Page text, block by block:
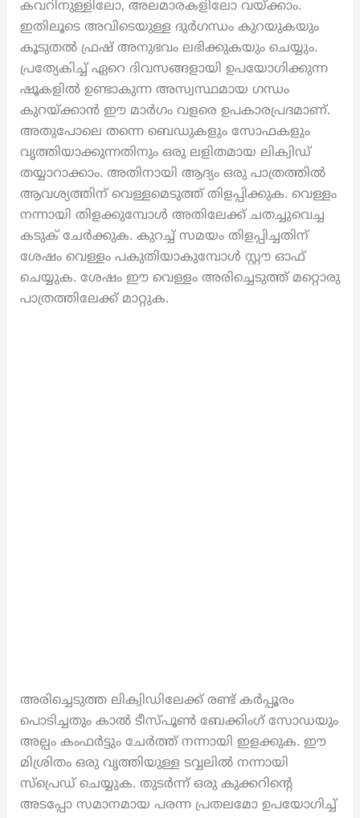
കവറിനുള്ളിലോ, അലമാരകളിലോ വയ്ക്കാം.
ഇതിലൂടെ അവിടെയുള്ള ദുർഗന്ധം കുറയുകയും
കൂടുതൽ ഫ്രഷ് അനുഭവം ലഭിക്കുകയും ചെയ്യും.
പ്രത്യേകിച്ച് ഏറെ ദിവസങ്ങളായി ഉപയോഗിക്കുന്ന
ഷൂകളിൽ ഉണ്ടാകുന്ന അസ്വസ്ഥമായ ഗന്ധം
കുറയ്ക്കാൻ ഈ മാർഗം വളരെ ഉപകാരപ്രദമാണ്.
അതുപോലെ തന്നെ ബെഡുകളും സോഫകളും
വൃത്തിയാക്കുന്നതിനും ഒരു ലളിതമായ ലിക്വിഡ്
തയ്യാറാക്കാം. അതിനായി ആദ്യം ഒരു പാത്രത്തിൽ
ആവശ്യത്തിന് വെള്ളമെടുത്ത് തിളപ്പിക്കുക. വെള്ളം
നന്നായി തിളക്കുമ്പോൾ അതിലേക്ക് ചതച്ചുവെച്ച
കടുക് ചേർക്കുക. കുറച്ച് സമയം തിളപ്പിച്ചതിന്
ശേഷം വെള്ളം പകുതിയാകുമ്പോൾ സ്റ്റൗ ഓഫ്
ചെയ്യുക. ശേഷം ഈ വെള്ളം അരിച്ചെടുത്ത് മറ്റൊരു
പാത്രത്തിലേക്ക് മാറ്റുക.
അരിച്ചെടുത്ത ലിക്വിഡിലേക്ക് രണ്ട് കർപ്പൂരം
പൊടിച്ചതും കാൽ ടീസ്പൂൺ ബേക്കിംഗ് സോഡയും
അല്പം കംഫർട്ടും ചേർത്ത് നന്നായി ഇളക്കുക. ഈ
മിശ്രിതം ഒരു വൃത്തിയുള്ള ടവ്വലിൽ നന്നായി
സ്പ്രെഡ് ചെയ്യുക. തുടർന്ന് ഒരു കുക്കറിന്റെ
അടപ്പോ സമാനമായ പരന്ന പ്രതലമോ ഉപയോഗിച്ച്